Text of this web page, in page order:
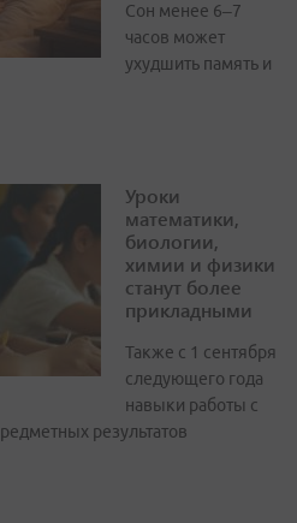
Сон менее 6–7
часов может
ухудшить память и
Уроки
математики,
биологии,
химии и физики
станут более
прикладными
Также с 1 сентября
следующего года
навыки работы с
результатов